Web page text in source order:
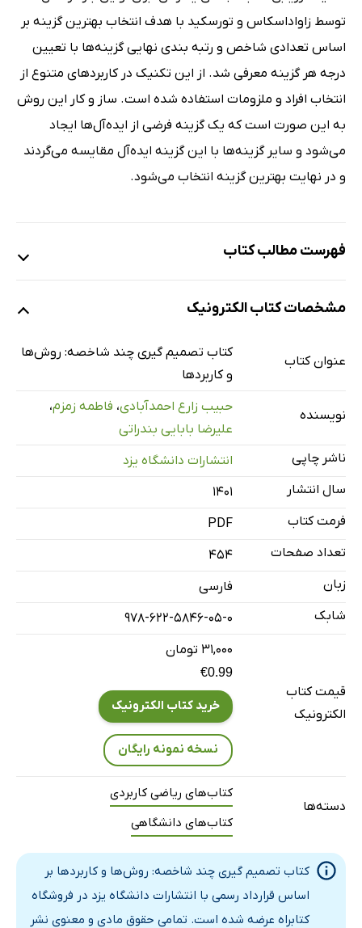
توسط زاواداسکاس و تورسکید با هدف انتخاب بهترین گزینه بر
اساس تعدادی شاخص و رتبه بندی نهایی گزینه‌ها با تعیین
درجه هر گزینه معرفی شد. از این تکنیک در کاربردهای متنوع از
انتخاب افراد و ملزومات استفاده شده است. ساز و کار این روش
به این صورت است که یک گزینه فرضی از ایده‌آل‌ها ایجاد
می‌شود و سایر گزینه‌ها با این گزینه ایده‌آل مقایسه می‌گردند
و در نهایت بهترین گزینه انتخاب می‌شود.
فهرست مطالب کتاب
فصل دوم: تکنیک‌های رتبه‌بندی
فصل سوم: تکنیک‌های وزن‌دهی و رتبه‌بندی
فصل چهارم: روش‌های بررسی تاثیرگذاری و تأثیرپذیری
فصل پنجم: فنون تلفیقی
نمایه
مشخصات کتاب الکترونیک
عنوان کتاب
کتاب تصمیم گیری چند شاخصه: روش‌ها
و کاربردها
نویسنده
حبیب زارع احمدآبادی، فاطمه زمزم،
علیرضا بابایی بندراتی
ناشر چاپی
انتشارات دانشگاه یزد
سال انتشار
۱۴۰۱
فرمت کتاب
PDF
تعداد صفحات
454
زبان
فارسی
شابک
978-622-5846-05-0
قیمت کتاب
الکترونیک
۳۱,۰۰۰ تومان
€0.99
خرید کتاب الکترونیک
نسخه نمونه رایگان
دسته‌ها
کتاب‌های ریاضی کاربردی
کتاب‌های دانشگاهی
کتاب تصمیم گیری چند شاخصه: روش‌ها و کاربردها بر
اساس قرارداد رسمی با انتشارات دانشگاه یزد در فروشگاه
کتابراه عرضه شده است. تمامی حقوق مادی و معنوی نشر